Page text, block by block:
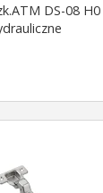
DS-08 H0